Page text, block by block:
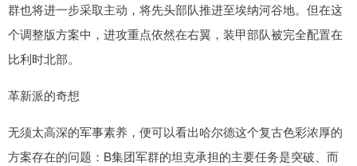
群也将进一步采取主动，将先头部队推进至埃纳河谷地。但在这
个调整版方案中，进攻重点依然在右翼，装甲部队被完全配置在
比利时北部。
革新派的奇想
无须太高深的军事素养，便可以看出哈尔德这个复古色彩浓厚的
方案存在的问题：B集团军群的坦克承担的主要任务是突破、而